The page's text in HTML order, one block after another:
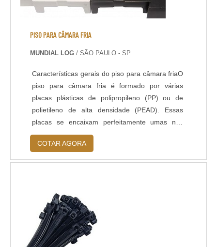
PISO PARA CÂMARA FRIA
MUNDIAL LOG/ SÃO PAULO - SP
Características gerais do piso para câmara friaO
piso para câmara fria é formado por várias
placas plásticas de polipropileno (PP) ou de
polietileno de alta densidade (PEAD). Essas
placas se encaixam perfeitamente umas nas
outras até cobrir uma área específica, sem
deixar sobressaltos ou rebarbas.É comum a
utilização de piso para câmara fria em diversos
frio, umidade e tipos semelhantes de situações
adversas. O piso para câmara fria tem como sua
principal característica o eficaz escoamento de
líquidos, evitando a proliferação de fungos,
micro-organismos e bactérias mantendo a
COTAR AGORA